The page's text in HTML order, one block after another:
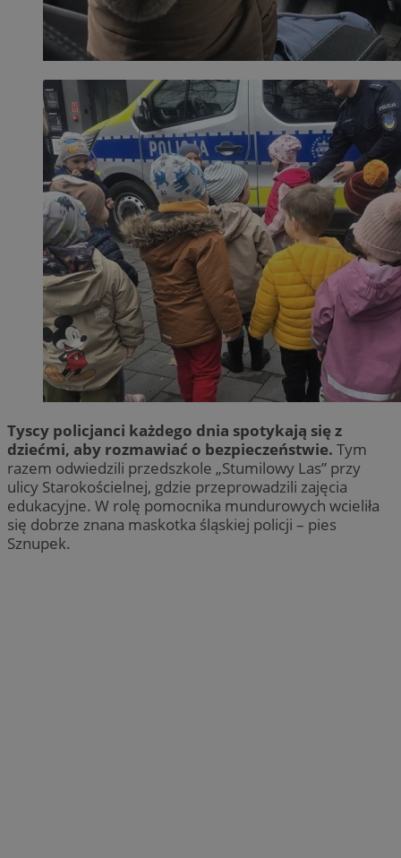
Tyscy policjanci każdego dnia spotykają się z
dziećmi, aby rozmawiać o bezpieczeństwie. Tym
razem odwiedzili przedszkole „Stumilowy Las” przy
ulicy Starokościelnej, gdzie przeprowadzili zajęcia
edukacyjne. W rolę pomocnika mundurowych wcieliła
się dobrze znana maskotka śląskiej policji – pies
Sznupek.